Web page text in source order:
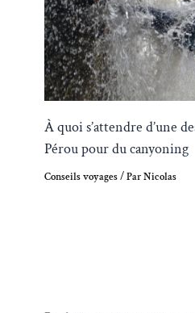
À quoi s’attendre d’une
Pérou pour du canyoning
Conseils voyages/ ParNicolas